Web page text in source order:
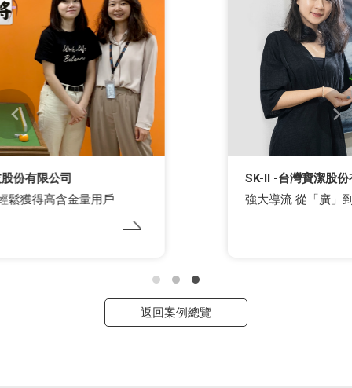
SK-II -台灣寶潔股份有限公司
強大導流 從「廣」到「精」，層層部署掌握商機
返回案例總覽